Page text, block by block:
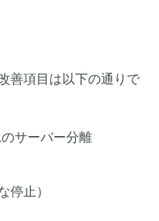
善項目は以下の通りで
サーバー分離
停止）